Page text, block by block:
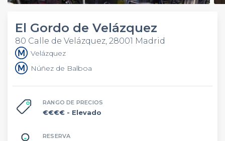
El Gordo de Velázquez
80 Calle de Velázquez, 28001 Madrid
Velázquez
Núñez de Balboa
RANGO DE PRECIOS
€€€€ - Elevado
RESERVA